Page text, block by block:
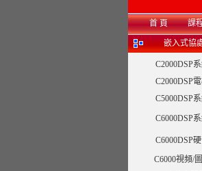
首 頁 課
嵌入式協
C2000DSP
C2000DSP
C5000DSP
C6000DSP
C6000DSP
C6000視頻/